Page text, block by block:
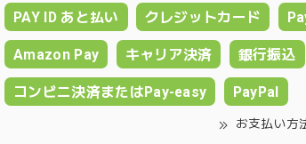
PAY ID あと払い
クレジットカード
Amazon Pay キャリア決済 銀行振込
コンビニ決済またはPay-easy PayPal
お支払い方